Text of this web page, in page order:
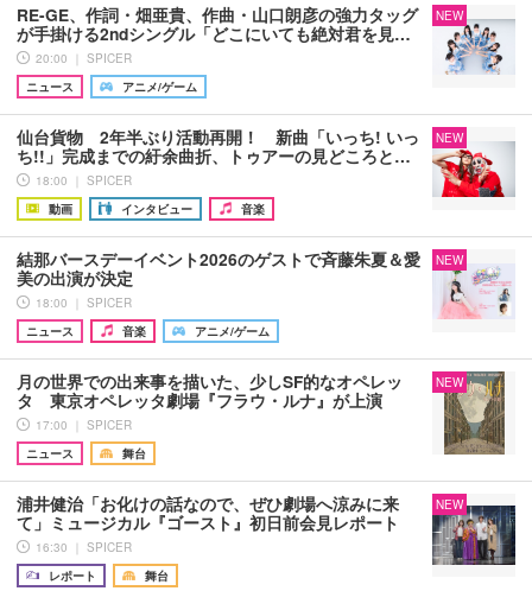
RE-GE、作詞・畑亜貴、作曲・山口朗彦の強力タッグ
が手掛ける2ndシングル「どこにいても絶対君を見…
20:00 ｜ SPICER
ニュース
アニメ/ゲーム
NEW
仙台貨物 2年半ぶり活動再開！ 新曲「いっち! いっ
ち!!」完成までの紆余曲折、トゥアーの見どころと…
18:00 ｜ SPICER
動画
インタビュー 音楽
NEW
結那バースデーイベント2026のゲストで斉藤朱夏＆愛
美の出演が決定
18:00 ｜ SPICER
ニュース
音楽 アニメ/ゲーム
NEW
月の世界での出来事を描いた、少しSF的なオペレッ
タ 東京オペレッタ劇場『フラウ・ルナ』が上演
17:00 ｜ SPICER
ニュース
舞台
NEW
浦井健治「お化けの話なので、ぜひ劇場へ涼みに来
て」ミュージカル『ゴースト』初日前会見レポート
16:30 ｜ SPICER
レポート
舞台
NEW